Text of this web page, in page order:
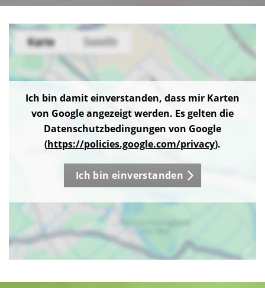
Ich bin damit einverstanden, dass mir Karten
von Google angezeigt werden. Es gelten die
Datenschutzbedingungen von Google
(https://policies.google.com/privacy).
Ich bin einverstanden